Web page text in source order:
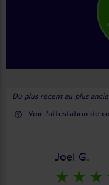
Du plus récent au plus
help_outline Voir l'attestation de
Joel G.
star_rate star_rate star_rate